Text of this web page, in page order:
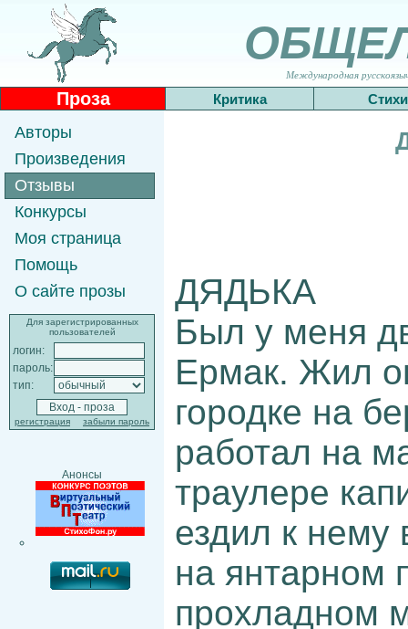
Международная
Проза Критика Стихи
Авторы
Произведения
Отзывы
Конкурсы
Моя страница
Помощь
О сайте прозы
Для зарегистрированных
пользователей
логин:
пароль:
тип:
регистрация забыли пароль
Анонсы
ДЯДЬКА
Был у меня
Ермак. Жил
городке на
работал на
траулере
ездил к нему
на янтарном
прохладном